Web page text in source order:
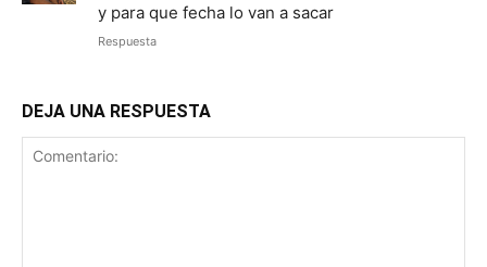
y para que fecha lo van a sacar
Respuesta
DEJA UNA RESPUESTA